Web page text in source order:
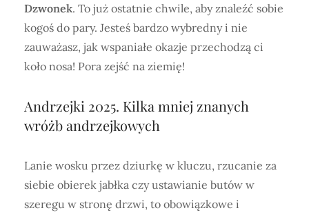
Dzwonek. To już ostatnie chwile, aby znaleźć sobie
kogoś do pary. Jesteś bardzo wybredny i nie
zauważasz, jak wspaniałe okazje przechodzą ci
koło nosa! Pora zejść na ziemię!
Andrzejki 2025. Kilka mniej znanych
wróżb andrzejkowych
Lanie wosku przez dziurkę w kluczu, rzucanie za
siebie obierek jabłka czy ustawianie butów w
szeregu w stronę drzwi, to obowiązkowe i